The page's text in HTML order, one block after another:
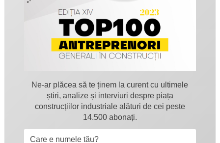
Ne-ar plăcea să te ținem la curent cu ultimele
știri, analize și interviuri despre piața
construcțiilor industriale alături de cei peste
14.500 abonați.